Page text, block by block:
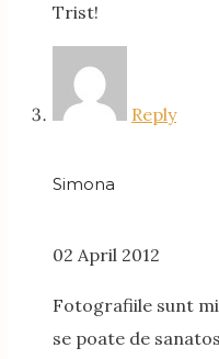
Trist!
Reply
Simona
02 April 2012
Fotografiile sunt
se poate de